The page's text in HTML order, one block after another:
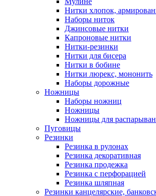
Нитки хлопок,
Наборы ниток
Джинсовые нитки
Капроновые нитки
Нитки-резинки
Нитки для бисера
Нитки в бобине
Нитки люрекс, мононить
Наборы дорожные
Ножницы
Наборы ножниц
Ножницы
Ножницы для
Пуговицы
Резинки
Резинка в рулонах
Резинка декоративная
Резинка продежка
Резинка с перфорацией
Резинка шляпная
Резинки канцелярские,